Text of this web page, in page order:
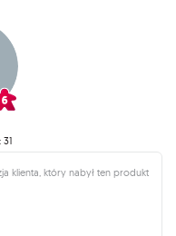
klienta, który nabył ten produkt